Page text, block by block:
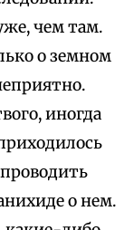
чем там.
о земном
иногда
о нем.